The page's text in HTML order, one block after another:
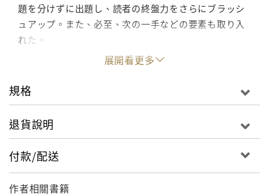
題を分けずに出題し、読者の終盤力をさらにブラッシ
ュアップ。また、必至、次の一手などの要素も取り入
れた。
展開看更多
規格
退貨說明
付款/配送
作者相關書籍